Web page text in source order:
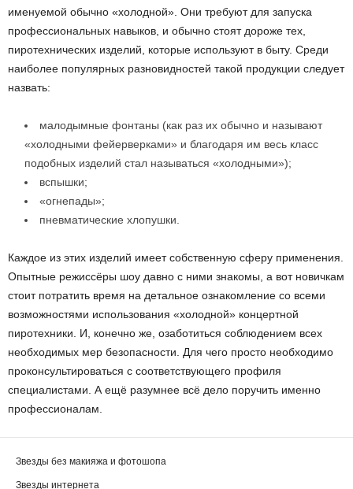
именуемой обычно «холодной». Они требуют для запуска
профессиональных навыков, и обычно стоят дороже тех,
пиротехнических изделий, которые используют в быту. Среди
наиболее популярных разновидностей такой продукции следует
назвать:
малодымные фонтаны (как раз их обычно и называют
«холодными фейерверками» и благодаря им весь класс
подобных изделий стал называться «холодными»);
вспышки;
«огнепады»;
пневматические хлопушки.
Каждое из этих изделий имеет собственную сферу применения.
Опытные режиссёры шоу давно с ними знакомы, а вот новичкам
стоит потратить время на детальное ознакомление со всеми
возможностями использования «холодной» концертной
пиротехники. И, конечно же, озаботиться соблюдением всех
необходимых мер безопасности. Для чего просто необходимо
проконсультироваться с соответствующего профиля
специалистами. А ещё разумнее всё дело поручить именно
профессионалам.
Звезды без макияжа и фотошопа
Звезды интернета